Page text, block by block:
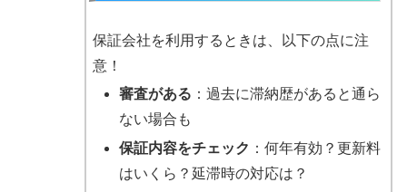
保証会社を利用するときは、以下の点に注
意！
審査がある ：過去に滞納歴があると通ら
ない場合も
保証内容をチェック ：何年有効？更新料
はいくら？延滞時の対応は？